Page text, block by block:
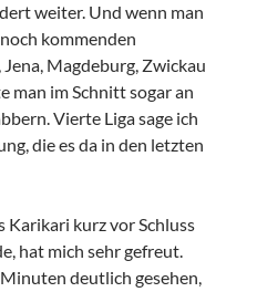
weiter. Und wenn man
kommenden
Magdeburg, Zwickau
man im Schnitt sogar an
Vierte Liga sage ich
die es da in den letzten
Karikari kurz vor Schluss
hat mich sehr gefreut.
deutlich gesehen,